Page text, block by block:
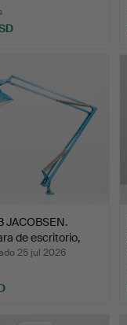
JACOBSEN.
de escritorio,
25 jul 2026